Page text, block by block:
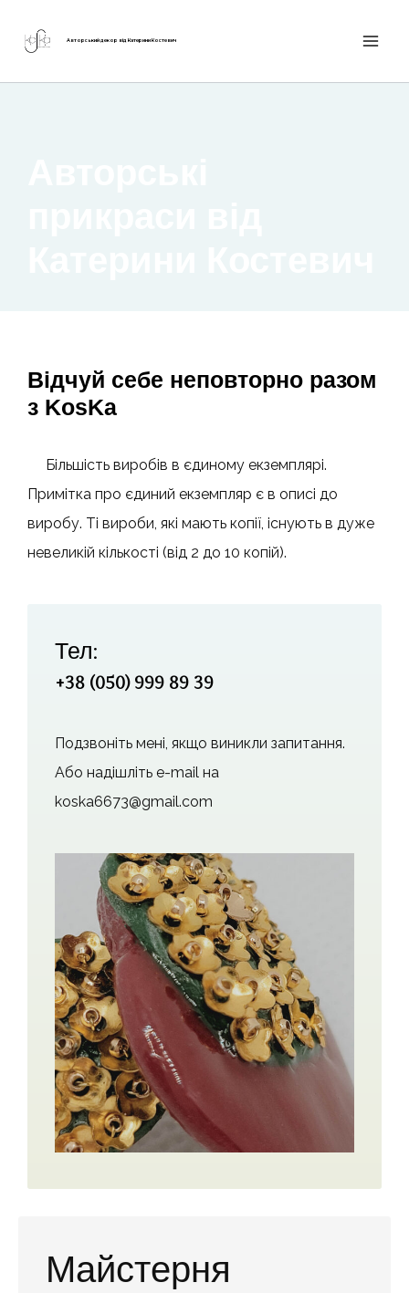
Авторський декор від Катерини Костевич
Відчуй себе неповторно разом
з KosKa
Більшість виробів в єдиному екземплярі.
Примітка про єдиний екземпляр є в описі до
виробу. Ті вироби, які мають копії, існують в дуже
невеликій кількості (від 2 до 10 копій).
Тел:
+38 (050) 999 89 39
Подзвоніть мені, якщо виникли запитання.
Або надішліть e-mail на
koska6673@gmail.com
Майстерня